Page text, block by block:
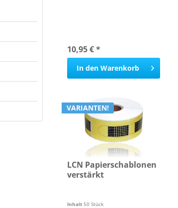
10,95 € *
In den Warenkorb
VARIANTEN!
LCN Papierschablonen
verstärkt
Inhalt 50 Stück